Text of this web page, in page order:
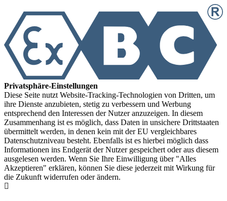
Privatsphäre-Einstellungen
Diese Seite nutzt Website-Tracking-Technologien von Dritten, um
ihre Dienste anzubieten, stetig zu verbessern und Werbung
entsprechend den Interessen der Nutzer anzuzeigen. In diesem
Zusammenhang ist es möglich, dass Daten in unsichere Drittstaaten
übermittelt werden, in denen kein mit der EU vergleichbares
Datenschutzniveau besteht. Ebenfalls ist es hierbei möglich dass
Informationen ins Endgerät der Nutzer gespeichert oder aus diesem
ausgelesen werden. Wenn Sie Ihre Einwilligung über "Alles
Akzeptieren" erklären, können Sie diese jederzeit mit Wirkung für
die Zukunft widerrufen oder ändern.